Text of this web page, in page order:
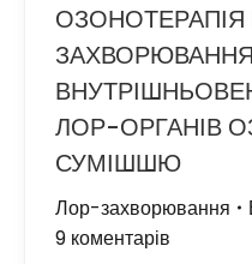
ОЗОНОТЕРАПІЯ
ЛОР-ОРГАНІВ
СУМІШШЮ
Лор-захворювання
9 коментарів